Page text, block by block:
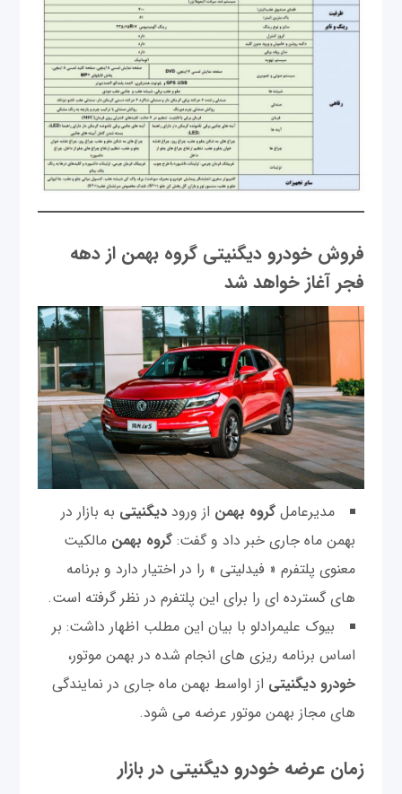
فروش خودرو دیگنیتی گروه بهمن از دهه
فجر آغاز خواهد شد
مدیرعامل گروه بهمن از ورود دیگنیتی به بازار در
بهمن ماه جاری خبر داد و گفت:گروه بهمن مالکیت
معنوی پلتفرم « فیدلیتی » را در اختیار دارد و برنامه
های گسترده ای را برای این پلتفرم در نظر گرفته است.
بیوک علیمرادلو با بیان این مطلب اظهار داشت: بر
اساس برنامه ریزی های انجام شده در بهمن موتور،
خودرو دیگنیتی از اواسط بهمن ماه جاری در نمایندگی
های مجاز بهمن موتور عرضه می شود.
زمان عرضه خودرو دیگنیتی در بازار